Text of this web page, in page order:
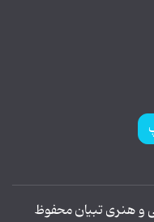
هنری تبیان محفوظ